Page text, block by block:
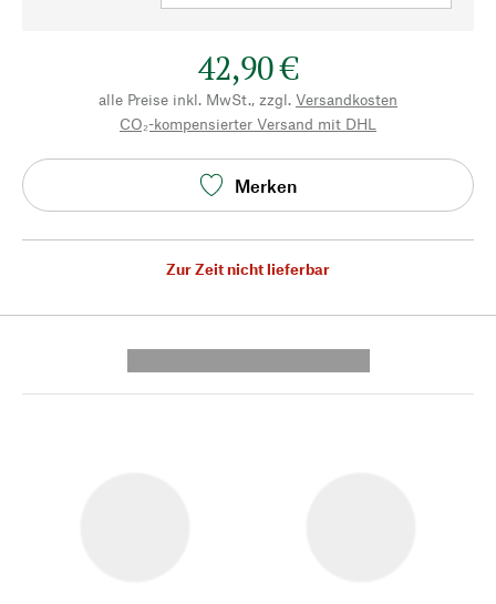
42,90 €
alle Preise inkl. MwSt., zzgl. Versandkosten
CO₂-kompensierter Versand mit DHL
Merken
Zur Zeit nicht lieferbar